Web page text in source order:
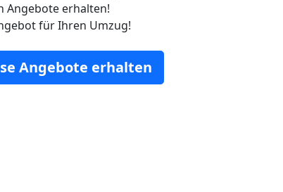
Angebote erhalten!
für Ihren Umzug!
Angebote erhalten